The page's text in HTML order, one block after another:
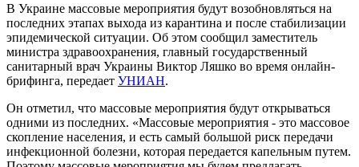
В Украине массовые мероприятия будут возобновляться на
последних этапах выхода из карантина и после стабилизации
эпидемической ситуации. Об этом сообщил заместитель
министра здравоохранения, главный государственный
санитарный врач Украины Виктор Ляшко во время онлайн-
брифинга, передает УНИАН.
Он отметил, что массовые мероприятия будут открываться
одними из последних. «Массовые мероприятия - это массовое
скопление населения, и есть самый большой риск передачи
инфекционной болезни, которая передается капельным путем.